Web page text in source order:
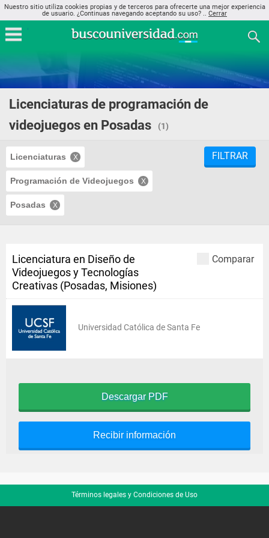
Nuestro sitio utiliza cookies propias y de terceros para ofrecerte una mejor experiencia
de usuario. ¿Continuas navegando aceptando su uso? .. Cerrar
Licenciaturas de programación de
videojuegos en Posadas
(1)
Licenciaturas
Programación de Videojuegos
Posadas
FILTRAR
Comparar
Licenciatura en Diseño de
Videojuegos y Tecnologías
Creativas (Posadas, Misiones)
Universidad Católica de Santa Fe
Descargar PDF
Recibir información
Términos legales y Condiciones de Uso